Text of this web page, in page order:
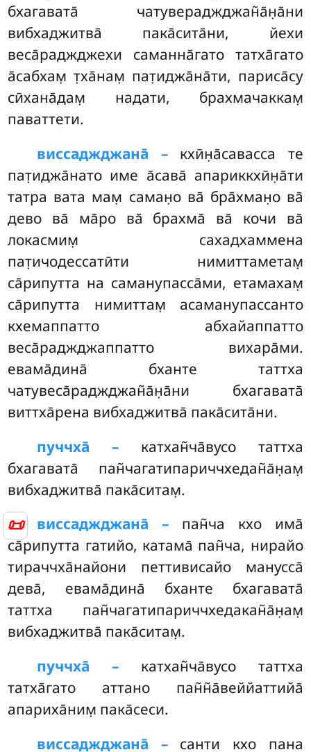
📜
бхагавата̄ чатувераджджан̃а̄н̣а̄ни
вибхаджитва̄ пака̄сита̄ни, йехи
веса̄раджджехи саманна̄гато татха̄гато
а̄сабхам̣ т̣ха̄нам̣ пат̣иджа̄на̄ти, париса̄су
сӣхана̄дам̣ надати, брахмачаккам̣
паваттети.
виссаджджана̄ –кхӣн̣а̄савасса те
пат̣иджа̄нато име а̄сава̄ апариккхӣн̣а̄ти
татра вата мам̣ саман̣о ва̄ бра̄хман̣о ва̄
дево ва̄ ма̄ро ва̄ брахма̄ ва̄ кочи ва̄
локасмим̣ сахадхаммена
пат̣ичодессатӣти нимиттаметам̣
са̄рипутта на саманупасса̄ми, етамахам̣
са̄рипутта нимиттам̣ асаманупассанто
кхемаппатто абхайаппатто
веса̄раджджаппатто вихара̄ми.
евама̄дина̄ бханте таттха
чатувеса̄раджджан̃а̄н̣а̄ни бхагавата̄
виттха̄рена вибхаджитва̄ пака̄сита̄ни.
пуччха̄ –катхан̃ча̄вусо таттха
бхагавата̄ пан̃чагатипариччхедан̃а̄н̣ам̣
вибхаджитва̄ пака̄ситам̣.
виссаджджана̄ –пан̃ча кхо има̄
са̄рипутта гатийо, катама̄ пан̃ча, нирайо
тираччха̄найони петтивисайо манусса̄
дева̄, евама̄дина̄ бханте бхагавата̄
таттха пан̃чагатипариччхедакан̃а̄н̣ам̣
вибхаджитва̄ пака̄ситам̣.
пуччха̄ –катхан̃ча̄вусо таттха
татха̄гато аттано пан̃н̃а̄веййаттийа̄
апариха̄ним̣ пака̄сеси.
виссаджджана̄ –санти кхо пана